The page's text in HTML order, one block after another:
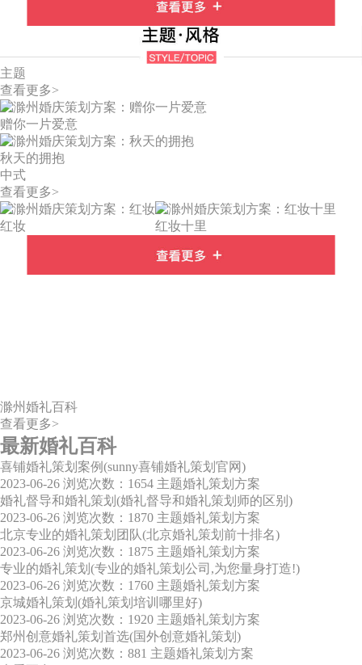
主题
查看更多>
赠你一片爱意
秋天的拥抱
中式
查看更多>
红妆 红妆十里
滁州婚礼百科
查看更多>
最新婚礼百科
喜铺婚礼策划案例(sunny喜铺婚礼策划官网)
2023-06-26 浏览次数：1654 主题婚礼策划方案
婚礼督导和婚礼策划(婚礼督导和婚礼策划师的区别)
2023-06-26 浏览次数：1870 主题婚礼策划方案
北京专业的婚礼策划团队(北京婚礼策划前十排名)
2023-06-26 浏览次数：1875 主题婚礼策划方案
专业的婚礼策划(专业的婚礼策划公司,为您量身打造!)
2023-06-26 浏览次数：1760 主题婚礼策划方案
京城婚礼策划(婚礼策划培训哪里好)
2023-06-26 浏览次数：1920 主题婚礼策划方案
郑州创意婚礼策划首选(国外创意婚礼策划)
2023-06-26 浏览次数：881 主题婚礼策划方案